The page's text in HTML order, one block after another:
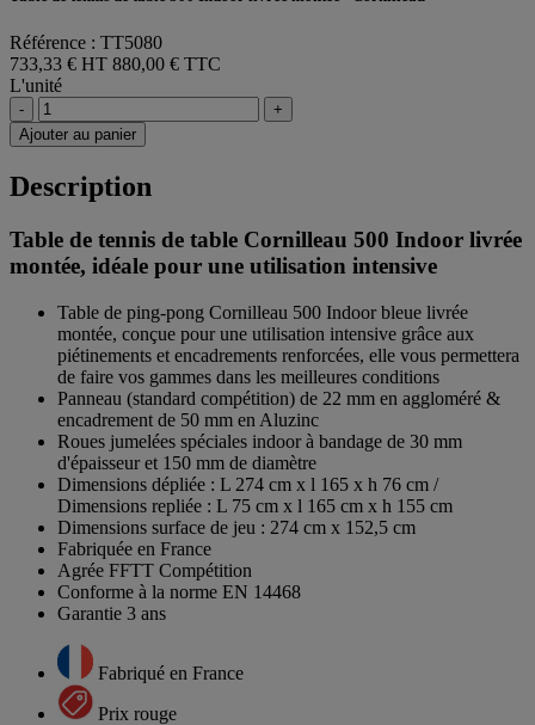
Référence : TT5080
733,33 € HT 880,00 € TTC
L'unité
-
+
Ajouter au panier
Description
Table de tennis de table Cornilleau 500 Indoor livrée
montée, idéale pour une utilisation intensive
Table de ping-pong Cornilleau 500 Indoor bleue livrée
montée, conçue pour une utilisation intensive grâce aux
piétinements et encadrements renforcées, elle vous permettera
de faire vos gammes dans les meilleures conditions
Panneau (standard compétition) de 22 mm en aggloméré &
encadrement de 50 mm en Aluzinc
Roues jumelées spéciales indoor à bandage de 30 mm
d'épaisseur et 150 mm de diamètre
Dimensions dépliée : L 274 cm x l 165 x h 76 cm /
Dimensions repliée : L 75 cm x l 165 cm x h 155 cm
Dimensions surface de jeu : 274 cm x 152,5 cm
Fabriquée en France
Agrée FFTT Compétition
Conforme à la norme EN 14468
Garantie 3 ans
Fabriqué en France
Prix rouge